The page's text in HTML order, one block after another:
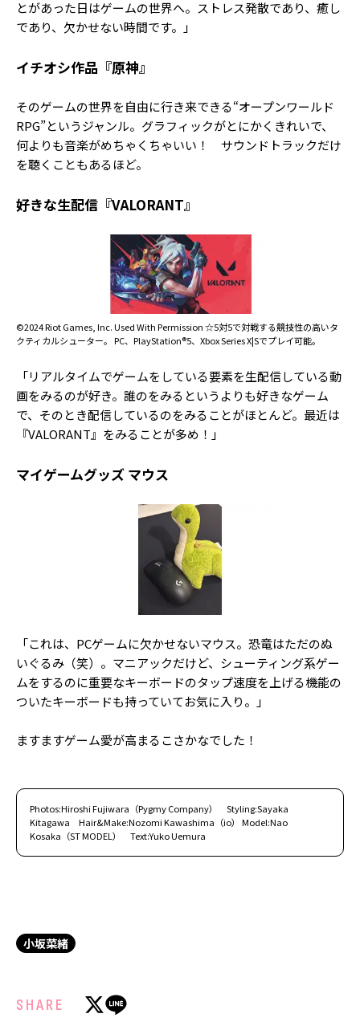
とがあった日はゲームの世界へ。ストレス発散であり、癒し
であり、欠かせない時間です。」
イチオシ作品『原神』
そのゲームの世界を自由に行き来できる“オープンワールド
RPG”というジャンル。グラフィックがとにかくきれいで、
何よりも音楽がめちゃくちゃいい！ サウンドトラックだけ
を聴くこともあるほど。
好きな生配信『VALORANT』
©2024 Riot Games, Inc. Used With Permission ☆5対5で対戦する競技性の高いタ
クティカルシューター。 PC、PlayStation®5、Xbox Series X|Sでプレイ可能。
「リアルタイムでゲームをしている要素を生配信している動
画をみるのが好き。誰のをみるというよりも好きなゲーム
で、そのとき配信しているのをみることがほとんど。最近は
『VALORANT』をみることが多め！」
マイゲームグッズ マウス
「これは、PCゲームに欠かせないマウス。恐竜はただのぬ
いぐるみ（笑）。マニアックだけど、シューティング系ゲー
ムをするのに重要なキーボードのタップ速度を上げる機能の
ついたキーボードも持っていてお気に入り。」
ますますゲーム愛が高まるこさかなでした！
Photos:Hiroshi Fujiwara（Pygmy Company） Styling:Sayaka
Kitagawa Hair&Make:Nozomi Kawashima（io） Model:Nao
Kosaka（ST MODEL） Text:Yuko Uemura
小坂菜緒
SHARE